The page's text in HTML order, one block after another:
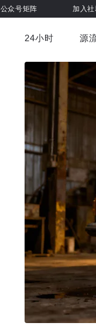
公众号矩阵 加入社
车与出行
健康
24小时 源